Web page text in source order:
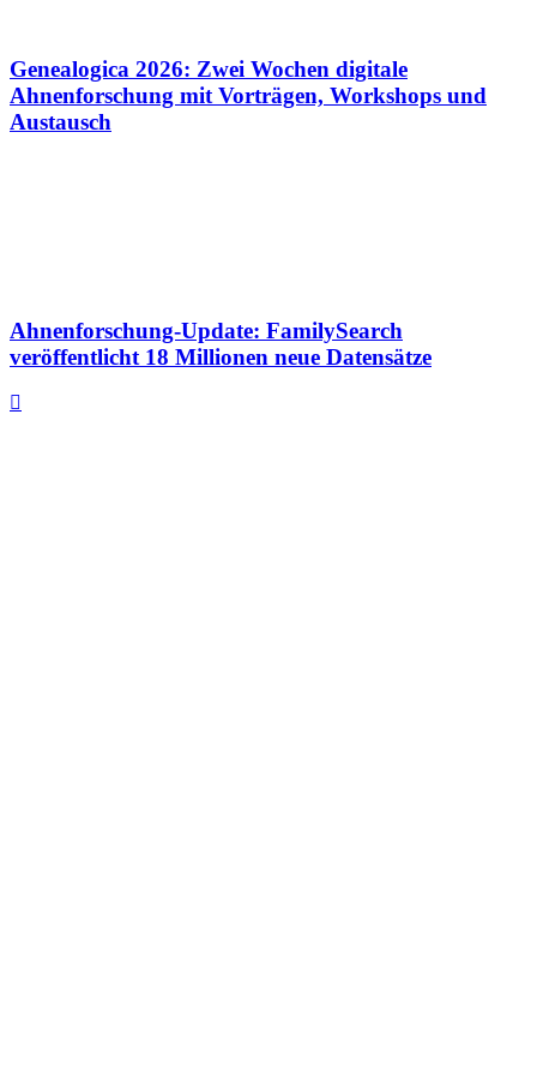
Genealogica 2026: Zwei Wochen digitale
Ahnenforschung mit Vorträgen, Workshops und
Austausch
Ahnenforschung-Update: FamilySearch
veröffentlicht 18 Millionen neue Datensätze